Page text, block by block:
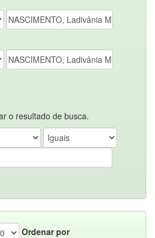
o resultado de busca.
Ordenar por